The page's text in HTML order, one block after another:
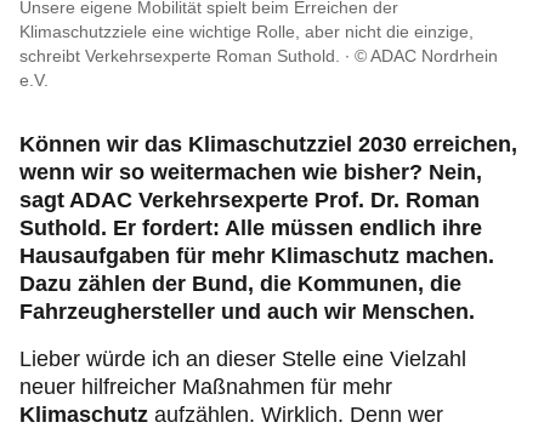
Recht & Rat
Motorsport & Ortsclubs
Unsere eigene Mobilität spielt beim Erreichen der
Klimaschutzziele eine wichtige Rolle, aber nicht die einzige,
schreibt Verkehrsexperte Roman Suthold.
© ADAC Nordrhein
e.V.
Können wir das Klimaschutzziel 2030 erreichen,
wenn wir so weitermachen wie bisher? Nein,
sagt ADAC Verkehrsexperte Prof. Dr. Roman
Suthold. Er fordert: Alle müssen endlich ihre
Hausaufgaben für mehr Klimaschutz machen.
Dazu zählen der Bund, die Kommunen, die
Fahrzeughersteller und auch wir Menschen.
Lieber würde ich an dieser Stelle eine Vielzahl
neuer hilfreicher Maßnahmen für mehr
Klimaschutz aufzählen. Wirklich. Denn wer